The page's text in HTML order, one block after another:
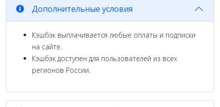
Дополнительные условия
Кэшбэк выплачивается любые оплаты и подписки
на сайте.
Кэшбэк доступен для пользователей из всех
регионов России.